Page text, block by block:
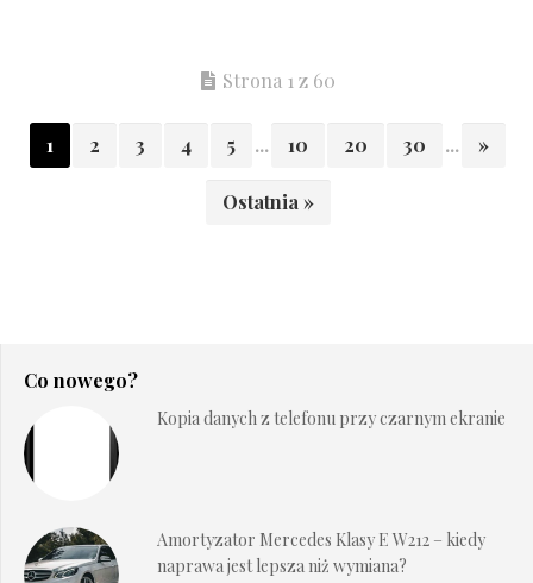
Strona 1 z 60
1 2 3 4 5 ... 10 20 30 ... »
Ostatnia »
Co nowego?
Kopia danych z telefonu przy czarnym ekranie
Amortyzator Mercedes Klasy E W212 – kiedy
naprawa jest lepsza niż wymiana?